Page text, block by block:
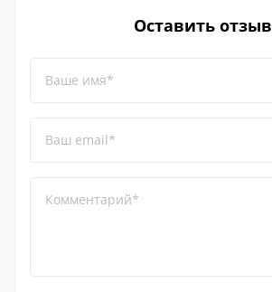
Оставить отзыв
Ваше имя*
Ваш email*
Комментарий*